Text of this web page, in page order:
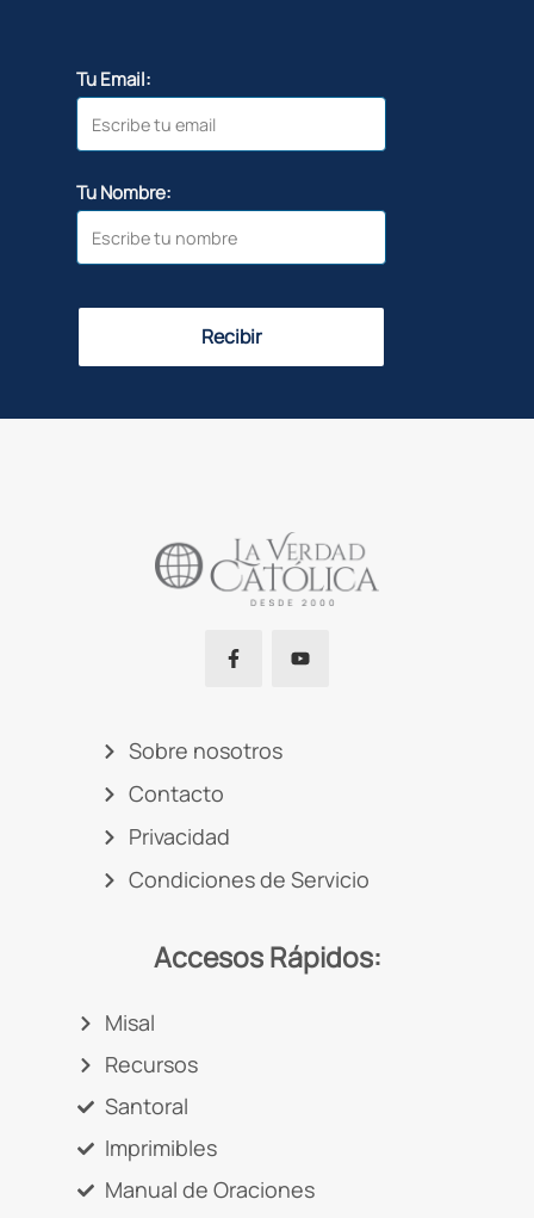
Tu Email:
Tu Nombre:
Recibir
Sobre nosotros
Contacto
Privacidad
Condiciones de Servicio
Accesos Rápidos:
Misal
Recursos
Santoral
Imprimibles
Manual de Oraciones